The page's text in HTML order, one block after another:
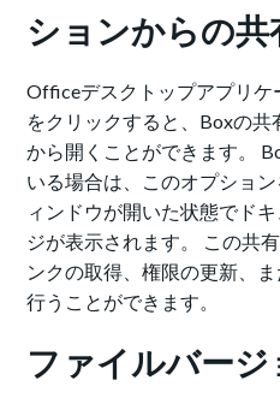
ションからの共
Officeデスクトップアプリケ
をクリックすると、Boxの
から開くことができます。
いる場合は、このオプショ
ィンドウが開いた状態でド
ジが表示されます。 この共
ンクの取得、権限の更新、
行うことができます。
ファイルバー